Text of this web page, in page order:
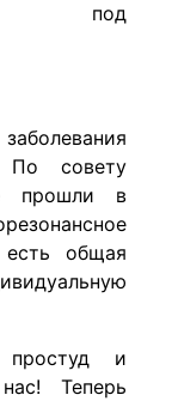
под
совету
прошли в
есть общая
и
Теперь